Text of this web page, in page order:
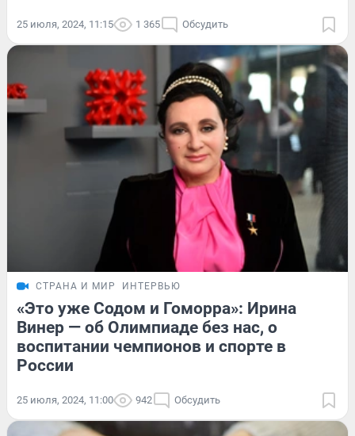
25 июля, 2024, 11:15 1 365 Обсудить
СТРАНА И МИР ИНТЕРВЬЮ
«Это уже Содом и Гоморра»: Ирина
Винер — об Олимпиаде без нас, о
воспитании чемпионов и спорте в
России
25 июля, 2024, 11:00 942 Обсудить